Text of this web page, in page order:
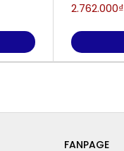
2.762.000₫
FANPAGE